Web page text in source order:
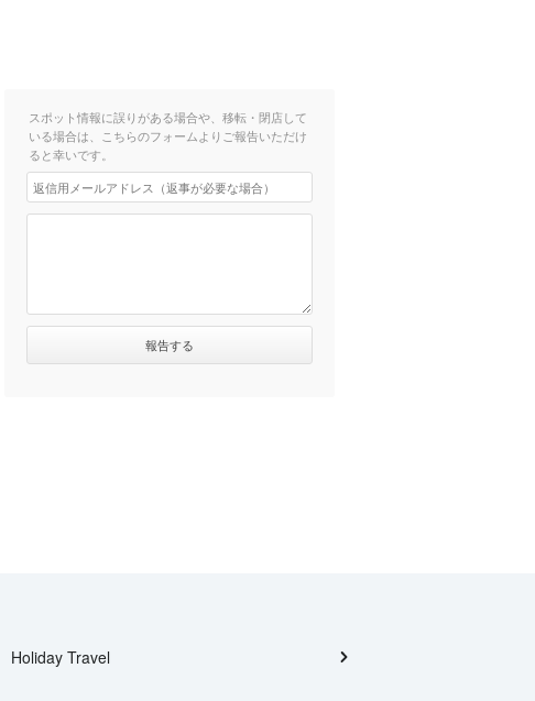
スポット情報に誤りがある場合や、移転・閉店して
いる場合は、こちらのフォームよりご報告いただけ
ると幸いです。
Holiday Travel